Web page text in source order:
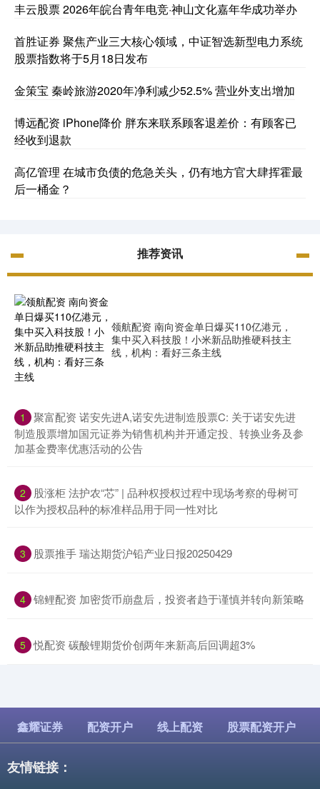
丰云股票 2026年皖台青年电竞·神山文化嘉年华成功举办
首胜证券 聚焦产业三大核心领域，中证智选新型电力系统
股票指数将于5月18日发布
金策宝 秦岭旅游2020年净利减少52.5% 营业外支出增加
博远配资 iPhone降价 胖东来联系顾客退差价：有顾客已
经收到退款
高亿管理 在城市负债的危急关头，仍有地方官大肆挥霍最
后一桶金？
推荐资讯
领航配资 南向资金单日爆买110亿港元，
集中买入科技股！小米新品助推硬科技主
线，机构：看好三条主线
1
​聚富配资 诺安先进A,诺安先进制造股票C: 关于诺安先进
制造股票增加国元证券为销售机构并开通定投、转换业务及参
加基金费率优惠活动的公告
2
​股涨柜 法护农“芯” | 品种权授权过程中现场考察的母树可
以作为授权品种的标准样品用于同一性对比
3 ​股票推手 瑞达期货沪铅产业日报20250429
4 ​锦鲤配资 加密货币崩盘后，投资者趋于谨慎并转向新策略
5 ​悦配资 碳酸锂期货价创两年来新高后回调超3%
鑫耀证券 配资开户 线上配资 股票配资开户
友情链接：